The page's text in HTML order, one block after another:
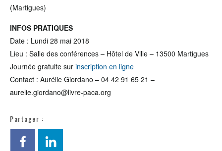
(Martigues)
INFOS PRATIQUES
Date : Lundi 28 mai 2018
Lieu : Salle des conférences – Hôtel de Ville – 13500 Martigues
Journée gratuite sur inscription en ligne
Contact : Aurélie Giordano – 04 42 91 65 21 –
aurelie.giordano@livre-paca.org
Partager :